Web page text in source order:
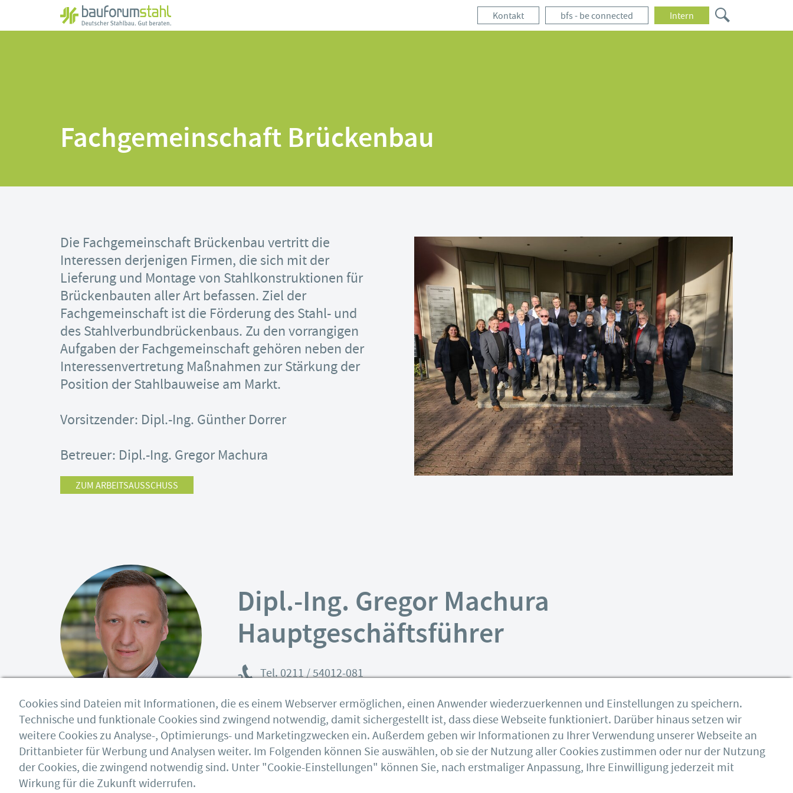
Kontakt bfs - be connected Intern
Fachgemeinschaft Brückenbau
Die Fachgemeinschaft Brückenbau vertritt die
Interessen derjenigen Firmen, die sich mit der
Lieferung und Montage von Stahlkonstruktionen für
Brückenbauten aller Art befassen. Ziel der
Fachgemeinschaft ist die Förderung des Stahl- und
des Stahlverbundbrückenbaus. Zu den vorrangigen
Aufgaben der Fachgemeinschaft gehören neben der
Interessenvertretung Maßnahmen zur Stärkung der
Position der Stahlbauweise am Markt.
Vorsitzender: Dipl.-Ing. Günther Dorrer
Betreuer: Dipl.-Ing. Gregor Machura
ZUM ARBEITSAUSSCHUSS
Dipl.-Ing. Gregor Machura
Hauptgeschäftsführer
Tel. 0211 / 54012-081
bauforumstahl e.V.
Sohnstraße 65
40237 Düsseldorf
Impressum
AGB
DSTV
Cookies sind Dateien mit Informationen, die es einem Webserver ermöglichen, einen Anwender wiederzuerkennen und Einstellungen zu speichern.
Technische und funktionale Cookies sind zwingend notwendig, damit sichergestellt ist, dass diese Webseite funktioniert. Darüber hinaus setzen wir
weitere Cookies zu Analyse-, Optimierungs- und Marketingzwecken ein. Außerdem geben wir Informationen zu Ihrer Verwendung unserer Webseite an
Drittanbieter für Werbung und Analysen weiter. Im Folgenden können Sie auswählen, ob sie der Nutzung aller Cookies zustimmen oder nur der Nutzung
der Cookies, die zwingend notwendig sind. Unter "Cookie-Einstellungen" können Sie, nach erstmaliger Anpassung, Ihre Einwilligung jederzeit mit
Wirkung für die Zukunft widerrufen.